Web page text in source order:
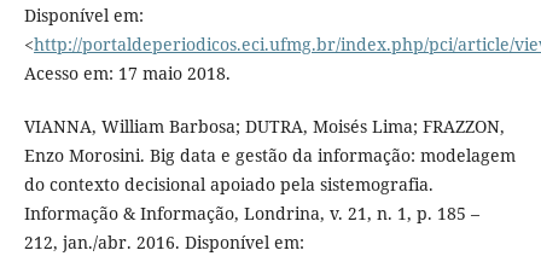
Disponível em:
<http://portaldeperiodicos.eci.ufmg.br/index.php/pci/article/
Acesso em: 17 maio 2018.
VIANNA, William Barbosa; DUTRA, Moisés Lima; FRAZZON,
Enzo Morosini. Big data e gestão da informação: modelagem
do contexto decisional apoiado pela sistemografia.
Informação & Informação, Londrina, v. 21, n. 1, p. 185 –
212, jan./abr. 2016. Disponível em: